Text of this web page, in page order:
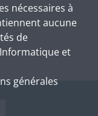
nécessaires à
aucune
de
et
générales